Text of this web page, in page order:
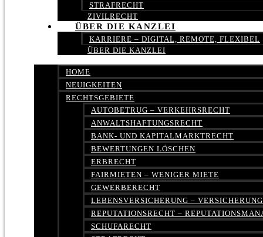
STRAFRECHT
ZIVILRECHT
ÜBER DIE KANZLEI
KARRIERE – DIGITAL, REMOTE, FLEXIBEL
ÜBER DIE KANZLEI
HOME
NEUIGKEITEN
RECHTSGEBIETE
AUTOBETRUG – VERKEHRSRECHT
ANWALTSHAFTUNGSRECHT
BANK- UND KAPITALMARKTRECHT
BEWERTUNGEN LÖSCHEN
ERBRECHT
FAIRMIETEN – WENIGER MIETE
GEWERBERECHT
LEBENSVERSICHERUNG –
REPUTATIONSRECHT –
SCHUFARECHT